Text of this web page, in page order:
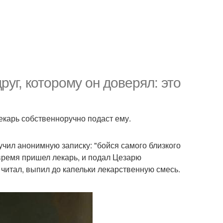
которому он доверял: это
собственноручно подаст ему.
анонимную записку: "бойся самого близкого
пришел лекарь, и подал Цезарю
выпил до капельки лекарственную смесь.